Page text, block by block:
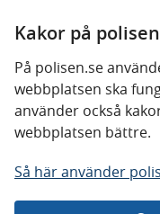
Kakor på
På polisen.se
webbplatsen ska
använder också
webbplatsen bättre.
Så här använder